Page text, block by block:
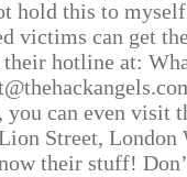
hold this to
victims can get
hotline at:
you can even visit
Street, London
their stuff!